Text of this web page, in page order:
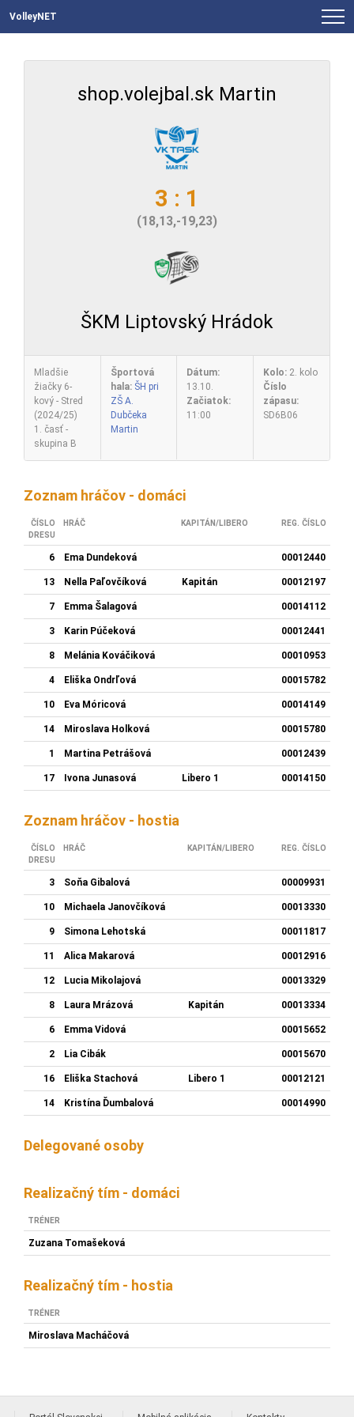
VolleyNET
shop.volejbal.sk Martin
3 : 1
(18,13,-19,23)
ŠKM Liptovský Hrádok
Mladšie
žiačky 6-
kový - Stred
(2024/25)
1. časť -
skupina B
Športová
hala: ŠH pri
ZŠ A.
Dubčeka
Martin
Dátum:
13.10.
Začiatok:
11:00
Kolo:2. kolo
Číslo
zápasu:
SD6B06
Zoznam hráčov - domáci
ČÍSLO
DRESU
HRÁČ KAPITÁN/LIBERO REG. ČÍSLO
6 Ema Dundeková 00012440
13 Nella Paľovčíková Kapitán 00012197
7 Emma Šalagová 00014112
3 Karin Púčeková 00012441
8 Melánia Kováčiková 00010953
4 Eliška Ondrľová 00015782
10 Eva Móricová 00014149
14 Miroslava Holková 00015780
1 Martina Petrášová 00012439
17 Ivona Junasová Libero 1 00014150
Zoznam hráčov - hostia
ČÍSLO
DRESU
HRÁČ KAPITÁN/LIBERO REG. ČÍSLO
3 Soňa Gibalová 00009931
10 Michaela Janovčíková 00013330
9 Simona Lehotská 00011817
11 Alica Makarová 00012916
12 Lucia Mikolajová 00013329
8 Laura Mrázová Kapitán 00013334
6 Emma Vidová 00015652
2 Lia Cibák 00015670
16 Eliška Stachová Libero 1 00012121
14 Kristína Ďumbalová 00014990
Delegované osoby
Realizačný tím - domáci
TRÉNER
Zuzana Tomašeková
Realizačný tím - hostia
TRÉNER
Miroslava Macháčová